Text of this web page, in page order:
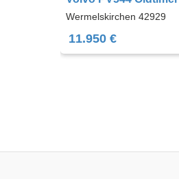
Liebhaberfahrzeug !!!
Wermelskirchen 42929
11.950 €